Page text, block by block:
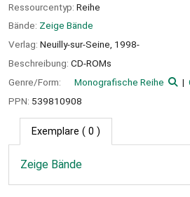
Ressourcentyp: Reihe
Bände: Zeige Bände
Verlag: Neuilly-sur-Seine, 1998-
Beschreibung: CD-ROMs
Genre/Form:
Monografische Reihe
PPN: 539810908
Exemplare ( 0 )
Zeige Bände